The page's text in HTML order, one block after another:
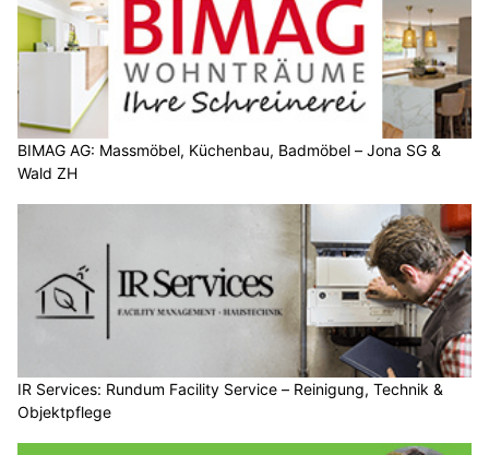
BIMAG AG: Massmöbel, Küchenbau, Badmöbel – Jona SG &
Wald ZH
IR Services: Rundum Facility Service – Reinigung, Technik &
Objektpflege